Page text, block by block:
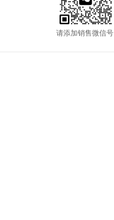
请添加销售微信号